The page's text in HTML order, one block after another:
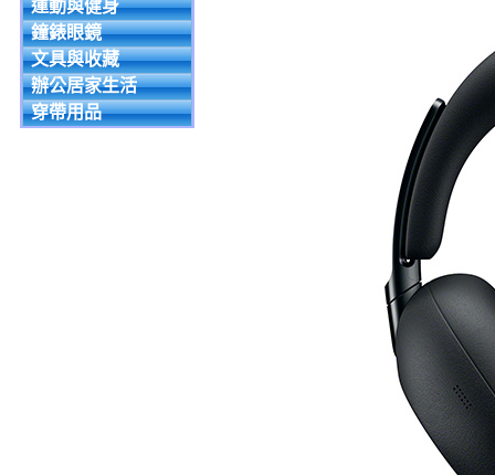
運動與健身
鐘錶眼鏡
文具與收藏
辦公居家生活
穿帶用品